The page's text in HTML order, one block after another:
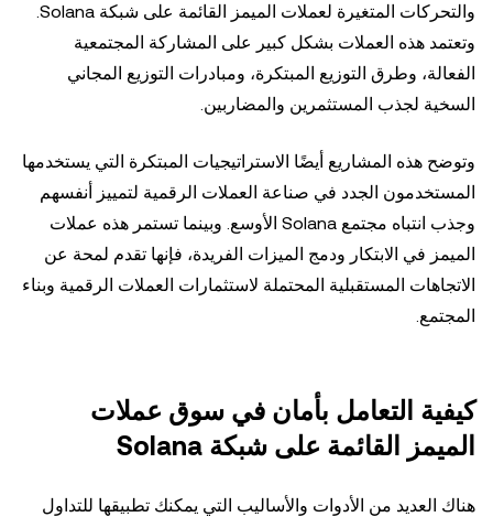
والتحركات المتغيرة لعملات الميمز القائمة على شبكة Solana.
وتعتمد هذه العملات بشكل كبير على المشاركة المجتمعية
الفعالة، وطرق التوزيع المبتكرة، ومبادرات التوزيع المجاني
السخية لجذب المستثمرين والمضاربين.
وتوضح هذه المشاريع أيضًا الاستراتيجيات المبتكرة التي يستخدمها
المستخدمون الجدد في صناعة العملات الرقمية لتمييز أنفسهم
وجذب انتباه مجتمع Solana الأوسع. وبينما تستمر هذه عملات
الميمز في الابتكار ودمج الميزات الفريدة، فإنها تقدم لمحة عن
الاتجاهات المستقبلية المحتملة لاستثمارات العملات الرقمية وبناء
المجتمع.
كيفية التعامل بأمان في سوق عملات
الميمز القائمة على شبكة Solana
هناك العديد من الأدوات والأساليب التي يمكنك تطبيقها للتداول